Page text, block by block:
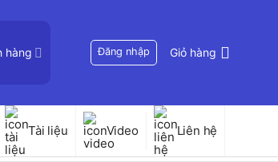
hàng Đăng nhập Giỏ hàng
Tài liệu Video Liên hệ